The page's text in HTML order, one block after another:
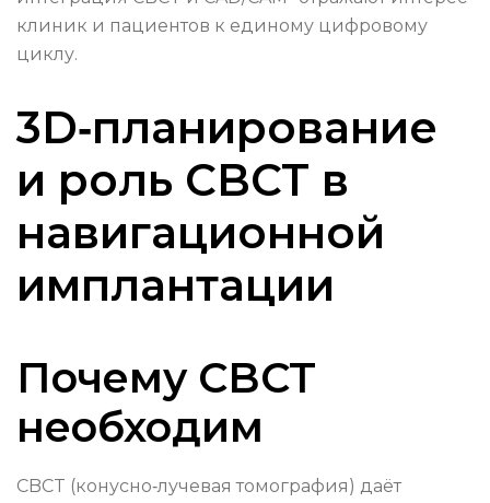
клиник и пациентов к единому цифровому
циклу.
3D‑планирование
и роль CBCT в
навигационной
имплантации
Почему CBCT
необходим
CBCT (конусно‑лучевая томография) даёт